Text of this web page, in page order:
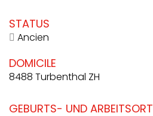
STATUS
Ancien
DOMICILE
8488 Turbenthal ZH
GEBURTS- UND ARBEITSORT